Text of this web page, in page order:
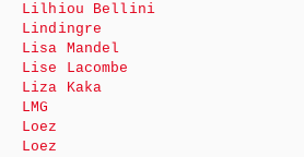
Lilhiou Bellini
Lindingre
Lisa Mandel
Lise Lacombe
Liza Kaka
LMG
Loez
Loez